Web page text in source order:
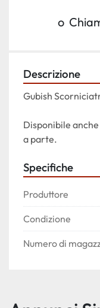
o
Descrizione
Gubish
Disponibile
a parte.
Specifiche
Produttore
Condizione
Numero di